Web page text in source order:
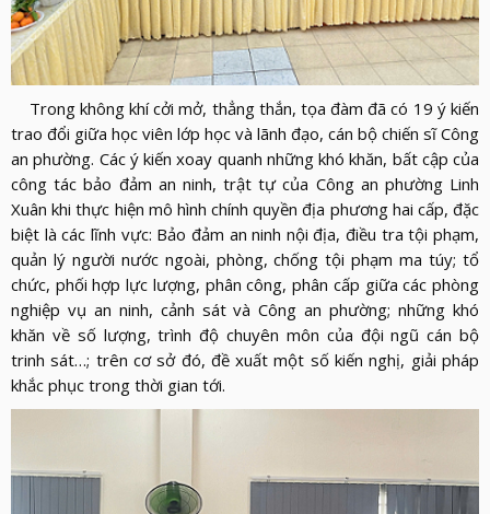
Trong không khí cởi mở, thẳng thắn, tọa đàm đã có 19 ý kiến
trao đổi giữa học viên lớp học và lãnh đạo, cán bộ chiến sĩ Công
an phường. Các ý kiến xoay quanh những khó khăn, bất cập của
công tác bảo đảm an ninh, trật tự của Công an phường Linh
Xuân khi thực hiện mô hình chính quyền địa phương hai cấp, đặc
biệt là các lĩnh vực: Bảo đảm an ninh nội địa, điều tra tội phạm,
quản lý người nước ngoài, phòng, chống tội phạm ma túy; tổ
chức, phối hợp lực lượng, phân công, phân cấp giữa các phòng
nghiệp vụ an ninh, cảnh sát và Công an phường; những khó
khăn về số lượng, trình độ chuyên môn của đội ngũ cán bộ
trinh sát…; trên cơ sở đó, đề xuất một số kiến nghị, giải pháp
khắc phục trong thời gian tới.